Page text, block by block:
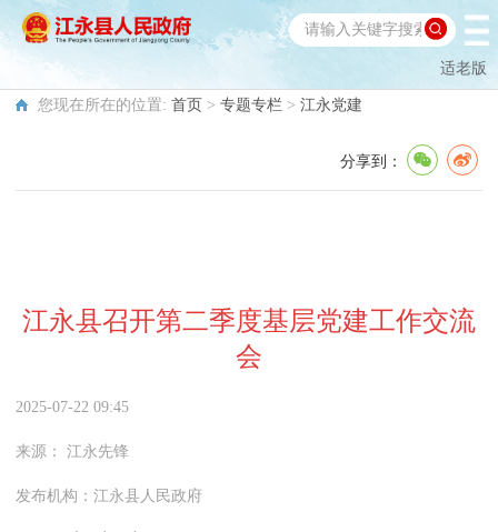
适老版
您现在所在的位置: 首页 > 专题专栏 > 江永党建
分享到：
江永县召开第二季度基层党建工作交流
会
2025-07-22 09:45
来源： 江永先锋
发布机构： 江永县人民政府